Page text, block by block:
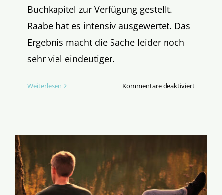
Buchkapitel zur Verfügung gestellt.
Raabe hat es intensiv ausgewertet. Das
Ergebnis macht die Sache leider noch
sehr viel eindeutiger.
Weiterlesen Kommentare deaktiviertfür